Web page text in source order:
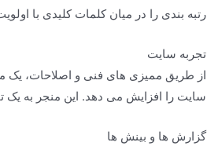
رتبه بندی را در میان کلمات کلیدی با
تجربه سایت
از طریق ممیزی های فنی و اصلاحات،
سایت را افزایش می دهد. این منجر به یک
گزارش ها و بینش ها